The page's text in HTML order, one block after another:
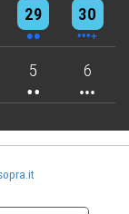
29
2 events 30
4 events
5
2 events 6
3 events